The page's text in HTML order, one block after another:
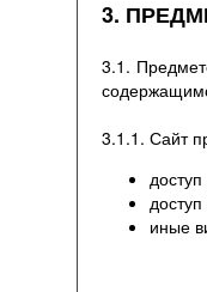
3.
3.1.
3.1.1. Сайт
иные